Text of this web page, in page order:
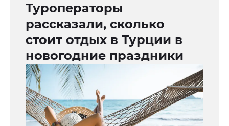
Туроператоры
рассказали, сколько
стоит отдых в Турции в
новогодние праздники